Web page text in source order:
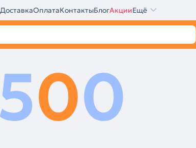
ДоставкаОплатаКонтактыБлогАкцииЕщё
500